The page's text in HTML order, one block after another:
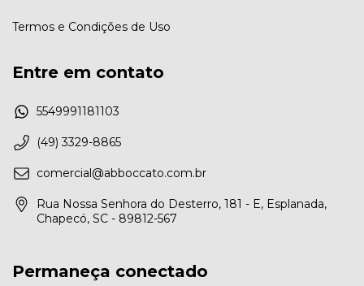
Termos e Condições de Uso
Entre em contato
5549991181103
(49) 3329-8865
comercial@abboccato.com.br
Rua Nossa Senhora do Desterro, 181 - E, Esplanada,
Chapecó, SC - 89812-567
Permaneça conectado